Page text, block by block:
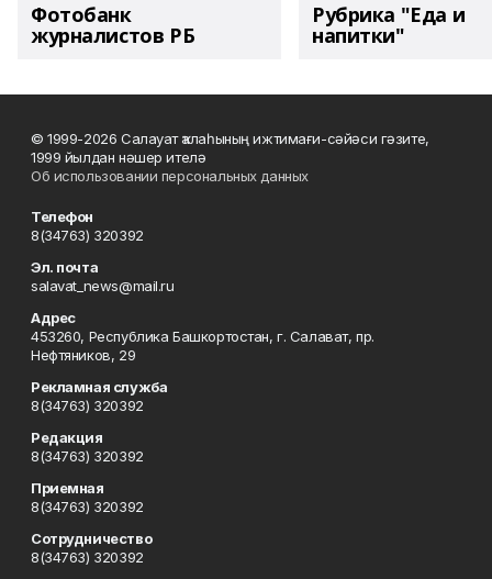
Фотобанк
журналистов РБ
Рубрика "Еда и
напитки"
© 1999-2026 Салауат ҡалаһының ижтимағи-сәйәси гәзите,
1999 йылдан нәшер ителә
Об использовании персональных данных
Телефон
8(34763) 320392
Эл. почта
salavat_news@mail.ru
Адрес
453260, Республика Башкортостан, г. Салават, пр.
Нефтяников, 29
Рекламная служба
8(34763) 320392
Редакция
8(34763) 320392
Приемная
8(34763) 320392
Сотрудничество
8(34763) 320392